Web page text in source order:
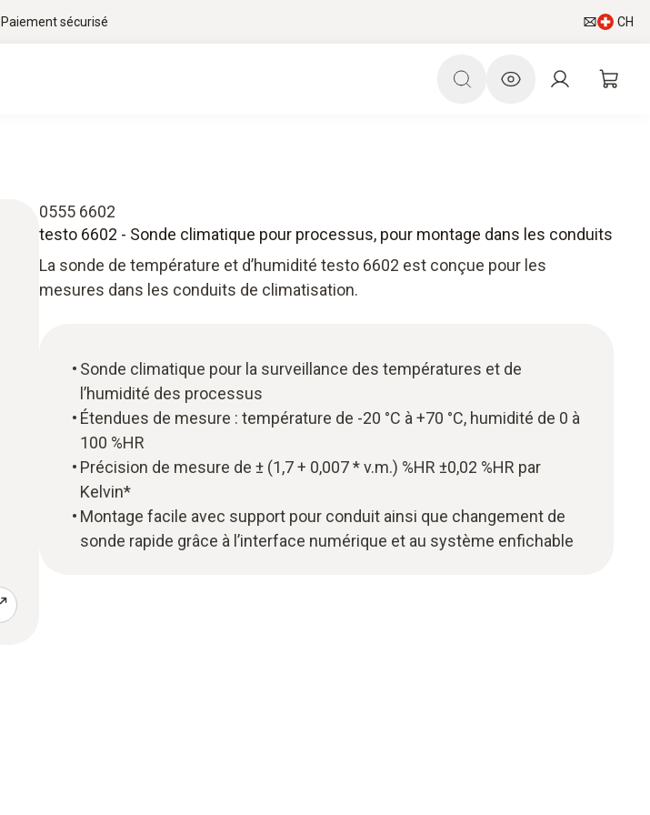
Paiement sécurisé CH
0555 6602
testo 6602 - Sonde climatique pour processus, pour montage dans les conduits
La sonde de température et d’humidité testo 6602 est conçue pour les
mesures dans les conduits de climatisation.
Sonde climatique pour la surveillance des températures et de
l’humidité des processus
Étendues de mesure : température de -20 °C à +70 °C, humidité de 0 à
100 %HR
Précision de mesure de ± (1,7 + 0,007 * v.m.) %HR ±0,02 %HR par
Kelvin*
Montage facile avec support pour conduit ainsi que changement de
sonde rapide grâce à l’interface numérique et au système enfichable